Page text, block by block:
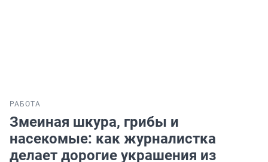
РАБОТА
Змеиная шкура, грибы и
насекомые: как журналистка
делает дорогие украшения из